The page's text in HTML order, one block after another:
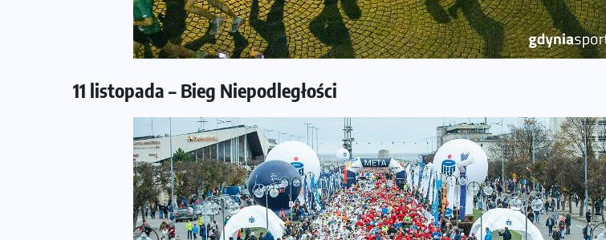
11 listopada – Bieg Niepodległości